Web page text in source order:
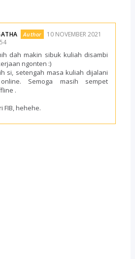
10 NOVEMBER 2021
dah makin sibuk kuliah disambi
ngonten :)
si, setengah masa kuliah dijalani
Semoga masih sempet
.
FIB, hehehe.